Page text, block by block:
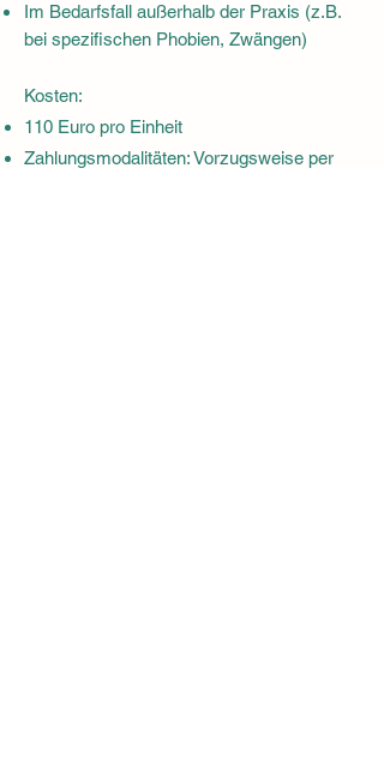
Im Bedarfsfall außerhalb der Praxis (z.B.
bei spezifischen Phobien, Zwängen)
Kosten:
110 Euro pro Einheit
Zahlungsmodalitäten: Vorzugsweise per